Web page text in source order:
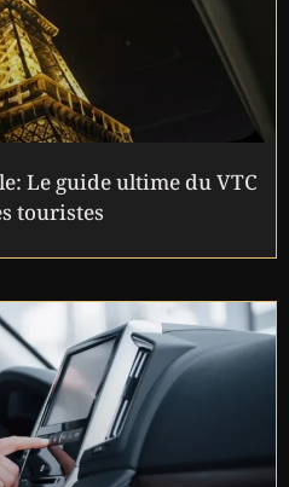
Le guide ultime du VTC
touristes